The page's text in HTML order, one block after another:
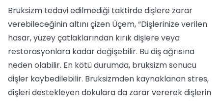
Bruksizm tedavi edilmediği taktirde dişlere zarar
verebileceğinin altını çizen Üçem, “Dişlerinize verilen
hasar, yüzey çatlaklarından kırık dişlere veya
restorasyonlara kadar değişebilir. Bu diş ağrısına
neden olabilir. En kötü durumda, bruksizm sonucu
dişler kaybedilebilir. Bruksizmden kaynaklanan stres,
dişleri destekleyen dokulara da zarar vererek dişlerin